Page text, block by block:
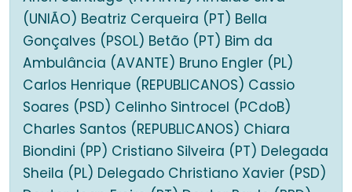
(UNIÃO) Beatriz Cerqueira (PT) Bella
Gonçalves (PSOL) Betão (PT) Bim da
Ambulância (AVANTE) Bruno Engler (PL)
Carlos Henrique (REPUBLICANOS) Cassio
Soares (PSD) Celinho Sintrocel (PCdoB)
Charles Santos (REPUBLICANOS) Chiara
Biondini (PP) Cristiano Silveira (PT) Delegada
Sheila (PL) Delegado Christiano Xavier (PSD)